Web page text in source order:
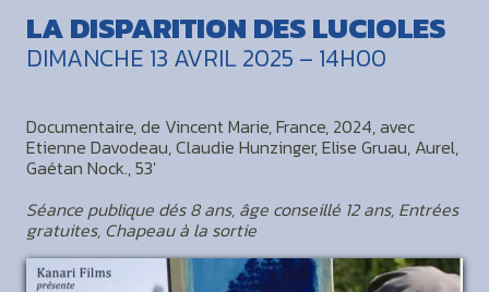
LA DISPARITION DES LUCIOLES
DIMANCHE 13 AVRIL 2025 – 14H00
Documentaire, de Vincent Marie, France, 2024, avec
Etienne Davodeau, Claudie Hunzinger, Elise Gruau, Aurel,
Gaétan Nock., 53'
Séance publique dés 8 ans, âge conseillé 12 ans, Entrées
gratuites, Chapeau à la sortie